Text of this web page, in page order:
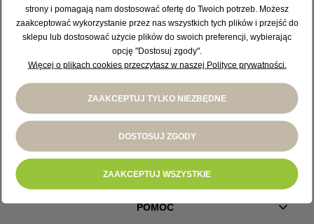
KONTAKT
55 247 63 69
biuro@ndg24.pl
ZAKUPY
POMOC
strony i pomagają nam dostosować ofertę do Twoich potrzeb. Możesz
zaakceptować wykorzystanie przez nas wszystkich tych plików i przejść do
sklepu lub dostosować użycie plików do swoich preferencji, wybierając
opcję "Dostosuj zgody".
Więcej o plikach cookies przeczytasz w naszej Polityce prywatności.
ZAAKCEPTUJ TYLKO NIEZBĘDNE
DOSTOSUJ ZGODY
ZAAKCEPTUJ WSZYSTKIE